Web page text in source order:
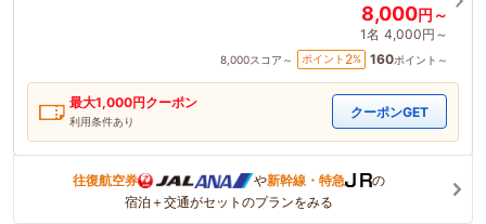
8,000円～
1名 4,000円～
8,000スコア～ ポイント 2% 160ポイント～
最大1,000円クーポン
利用条件あり
クーポンGET
往復航空券 や新幹線・特急
の
宿泊＋交通がセットのプランをみる